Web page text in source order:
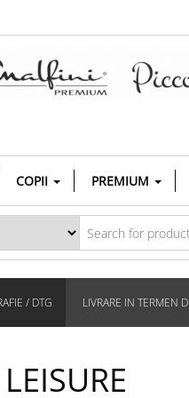
COPII PREMIUM
/ DTG LIVRARE IN TERMEN
LEISURE